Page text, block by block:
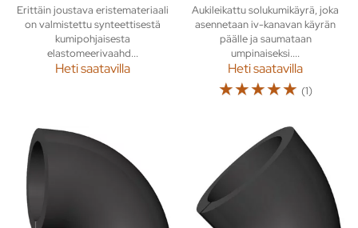
Erittäin joustava eristemateriaali
on valmistettu synteettisestä
kumipohjaisesta
elastomeerivaahd...
Heti saatavilla
Aukileikattu solukumikäyrä, joka
asennetaan iv-kanavan käyrän
päälle ja saumataan
umpinaiseksi....
Heti saatavilla
☆☆☆☆☆ (1)